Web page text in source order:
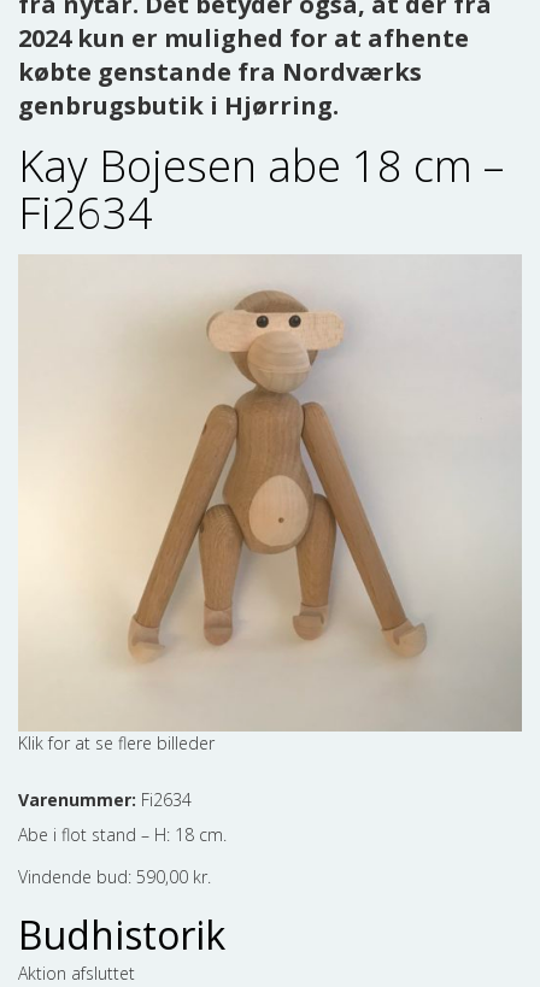
2024 kun er mulighed for at afhente
købte genstande fra Nordværks
genbrugsbutik i Hjørring.
Kay Bojesen abe 18 cm –
Fi2634
Varenummer: Fi2634
Abe i flot stand – H: 18 cm.
Vindende bud: 590,00 kr.
Budhistorik
Aktion afsluttet